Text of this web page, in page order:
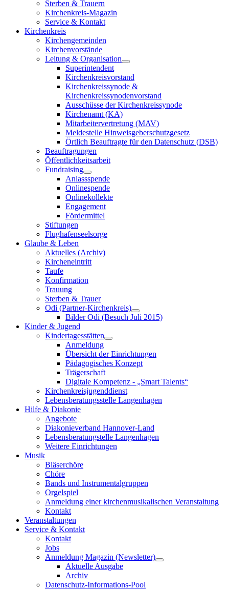
Sterben & Trauern
Kirchenkreis-Magazin
Service & Kontakt
Kirchenkreis
Kirchengemeinden
Kirchenvorstände
Leitung & Organisation
Superintendent
Kirchenkreisvorstand
Kirchenkreissynode &
Kirchenkreissynodenvorstand
Ausschüsse der Kirchenkreissynode
Kirchenamt (KA)
Mitarbeitervertretung (MAV)
Meldestelle Hinweisgeberschutzgesetz
Örtlich Beauftragte für den Datenschutz (DSB)
Beauftragungen
Öffentlichkeitsarbeit
Fundraising
Anlassspende
Onlinespende
Onlinekollekte
Engagement
Fördermittel
Stiftungen
Flughafenseelsorge
Glaube & Leben
Aktuelles (Archiv)
Kircheneintritt
Taufe
Konfirmation
Trauung
Sterben & Trauer
Odi (Partner-Kirchenkreis)
Bilder Odi (Besuch Juli 2015)
Kinder & Jugend
Kindertagesstätten
Anmeldung
Übersicht der Einrichtungen
Pädagogisches Konzept
Trägerschaft
Digitale Kompetenz - „Smart Talents“
Kirchenkreisjugenddienst
Lebensberatungsstelle Langenhagen
Hilfe & Diakonie
Angebote
Diakonieverband Hannover-Land
Lebensberatungstelle Langenhagen
Weitere Einrichtungen
Musik
Bläserchöre
Chöre
Bands und Instrumentalgruppen
Orgelspiel
Anmeldung einer kirchenmusikalischen Veranstaltung
Kontakt
Veranstaltungen
Service & Kontakt
Kontakt
Jobs
Anmeldung Magazin (Newsletter)
Aktuelle Ausgabe
Archiv
Datenschutz-Informations-Pool